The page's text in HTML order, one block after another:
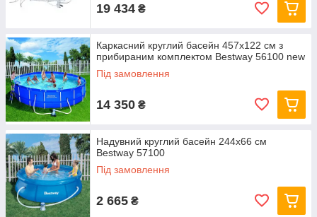
19 434 ₴
Каркасний круглий басейн 457x122 см з
прибираним комплектом Bestway 56100 new
Під замовлення
14 350 ₴
Надувний круглий басейн 244х66 см
Bestway 57100
Під замовлення
2 665 ₴